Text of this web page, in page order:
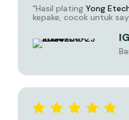
"Hasil plating Yong
kepake, cocok untuk